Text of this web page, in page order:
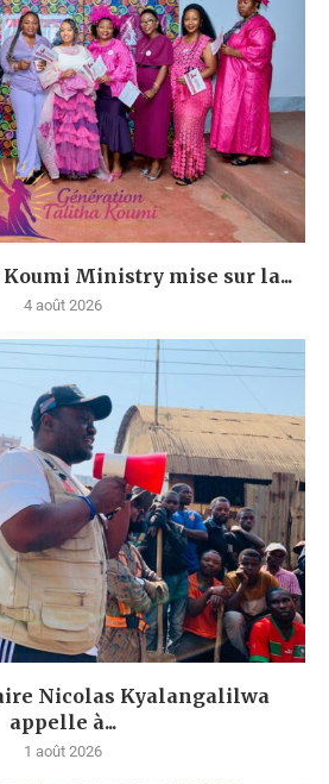
Ministry mise sur la...
4 août 2026
Nicolas Kyalangalilwa
appelle à...
1 août 2026